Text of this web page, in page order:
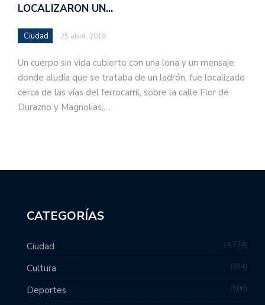
LOCALIZARON UN…
Ciudad 25 abril, 2018
Un cuerpo sin vida cubierto con una lona y un mensaje
donde aludía que se trataba de un ladrón, fue localizado
cerca de las vías del ferrocarril, sobre la calle Flor de
Durazno y Magnolias,…
CATEGORÍAS
Ciudad 4,734
Cultura 354
Deportes 506